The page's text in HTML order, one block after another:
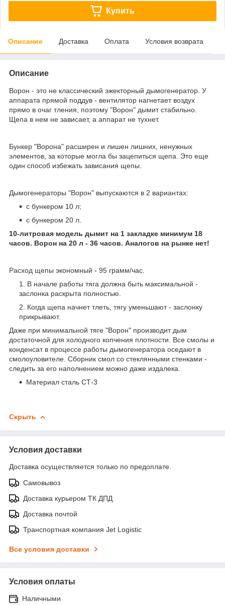
Купить
Описание Доставка Оплата Условия возврата
Описание
Ворон - это не классический эжекторный дымогенератор. У
аппарата прямой поддув - вентилятор нагнетает воздух
прямо в очаг тления, поэтому "Ворон" дымит стабильно.
Щепа в нем не зависает, а аппарат не тухнет.
Бункер "Ворона" расширен и лишен лишних, ненужных
элементов, за которые могла бы зацепиться щепа. Это еще
один способ избежать зависания щепы.
Дымогенераторы "Ворон" выпускаются в 2 вариантах:
с бункером 10 л;
с бункером 20 л.
10-литровая модель дымит на 1 закладке минимум 18
часов. Ворон на 20 л - 36 часов. Аналогов на рынке нет!
Расход щепы экономный - 95 грамм/час.
В начале работы тяга должна быть максимальной -
заслонка раскрыта полностью.
Когда щепа начнет тлеть, тягу уменьшают - заслонку
прикрывают.
Даже при минимальной тяге "Ворон" производит дым
достаточной для холодного копчения плотности. Все смолы и
конденсат в процессе работы дымогенератора оседают в
смолоуловителе. Сборник смол со стеклянными стенками -
следить за его наполнением можно даже издалека.
Материал сталь СТ-3
Скрыть
Условия доставки
Доставка осуществляется только по предоплате.
Самовывоз
Доставка курьером ТК ДПД
Доставка почтой
Транспортная компания Jet Logistic
Все условия доставки
Условия оплаты
Наличными